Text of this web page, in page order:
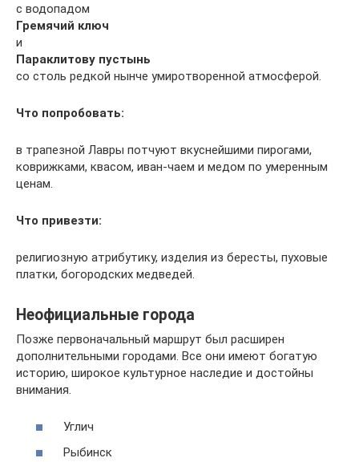
с водопадом
Гремячий ключ
и
Параклитову пустынь
со столь редкой нынче умиротворенной атмосферой.
Что попробовать:
в трапезной Лавры потчуют вкуснейшими пирогами,
коврижками, квасом, иван-чаем и медом по умеренным
ценам.
Что привезти:
религиозную атрибутику, изделия из бересты, пуховые
платки, богородских медведей.
Неофициальные города
Позже первоначальный маршрут был расширен
дополнительными городами. Все они имеют богатую
историю, широкое культурное наследие и достойны
внимания.
Углич
Рыбинск